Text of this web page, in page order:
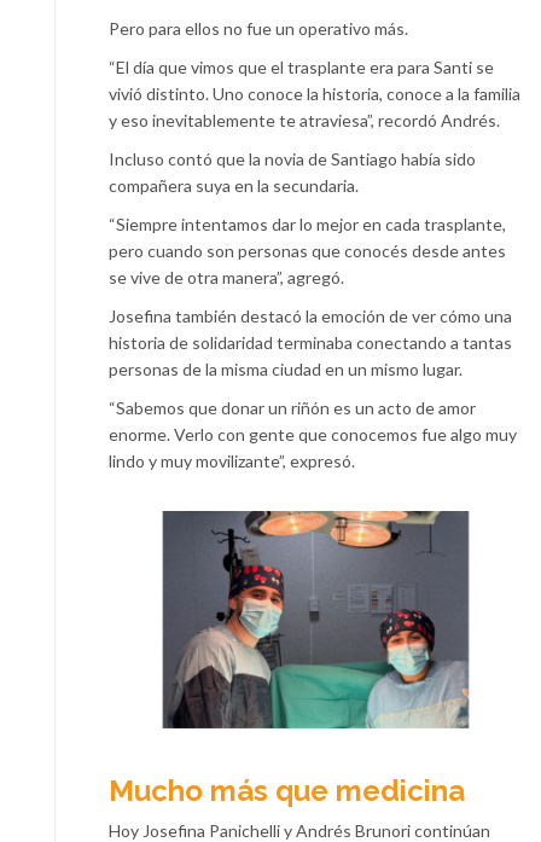
Pero para ellos no fue un operativo más.
“El día que vimos que el trasplante era para Santi se
vivió distinto. Uno conoce la historia, conoce a la familia
y eso inevitablemente te atraviesa”, recordó Andrés.
Incluso contó que la novia de Santiago había sido
compañera suya en la secundaria.
“Siempre intentamos dar lo mejor en cada trasplante,
pero cuando son personas que conocés desde antes
se vive de otra manera”, agregó.
Josefina también destacó la emoción de ver cómo una
historia de solidaridad terminaba conectando a tantas
personas de la misma ciudad en un mismo lugar.
“Sabemos que donar un riñón es un acto de amor
enorme. Verlo con gente que conocemos fue algo muy
lindo y muy movilizante”, expresó.
Mucho más que medicina
Hoy Josefina Panichelli y Andrés Brunori continúan